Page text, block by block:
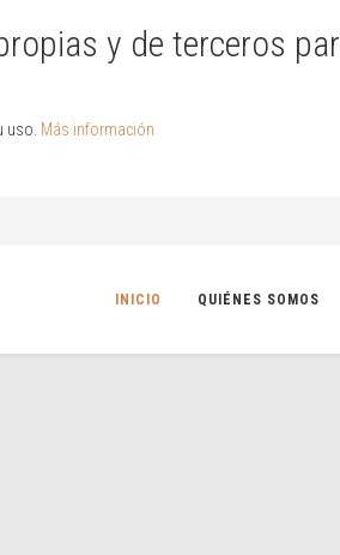
y de terceros
uso. Más información
INICIO QUIÉNES SOMOS